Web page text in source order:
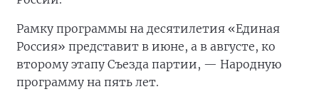
Рамку программы на десятилетия «Единая
Россия» представит в июне, а в августе, ко
второму этапу Съезда партии, — Народную
программу на пять лет.